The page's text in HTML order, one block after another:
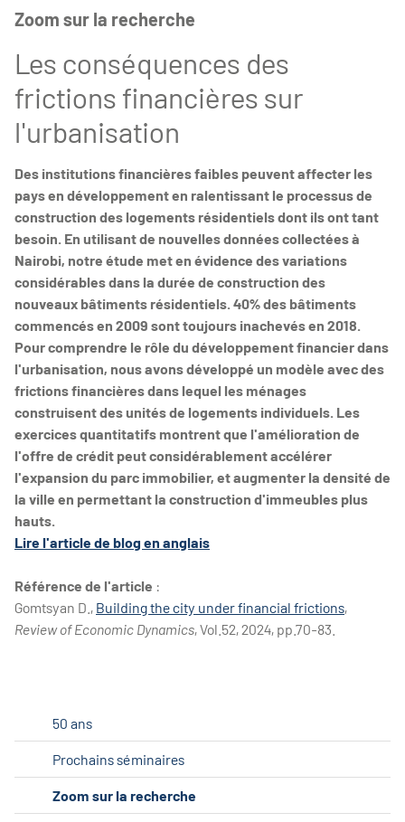
Zoom sur la recherche
Les conséquences des
frictions financières sur
l'urbanisation
Des institutions financières faibles peuvent affecter les
pays en développement en ralentissant le processus de
construction des logements résidentiels dont ils ont tant
besoin. En utilisant de nouvelles données collectées à
Nairobi, notre étude met en évidence des variations
considérables dans la durée de construction des
nouveaux bâtiments résidentiels. 40% des bâtiments
commencés en 2009 sont toujours inachevés en 2018.
Pour comprendre le rôle du développement financier dans
l'urbanisation, nous avons développé un modèle avec des
frictions financières dans lequel les ménages
construisent des unités de logements individuels. Les
exercices quantitatifs montrent que l'amélioration de
l'offre de crédit peut considérablement accélérer
l'expansion du parc immobilier, et augmenter la densité de
la ville en permettant la construction d'immeubles plus
hauts.
Lire l'article de blog en anglais
Référence de l'article :
Gomtsyan D., Building the city under financial frictions,
Review of Economic Dynamics, Vol.52, 2024, pp.70-83.
50 ans
Prochains séminaires
Zoom sur la recherche